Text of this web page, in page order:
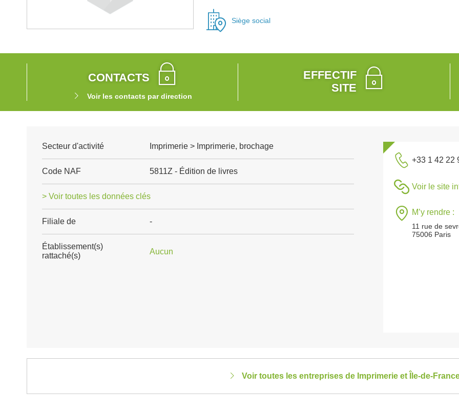
Siège social
CONTACTS
Voir les contacts par direction
EFFECTIF
SITE
Secteur d'activité Imprimerie > Imprimerie, brochage
Code NAF 5811Z - Édition de livres
> Voir toutes les données clés
Filiale de -
Établissement(s)
rattaché(s)
Aucun
+33 1 42 22
Voir le site
M’y rendre :
11 rue de
75006 Paris
Voir toutes les entreprises de Imprimerie et Île-de-